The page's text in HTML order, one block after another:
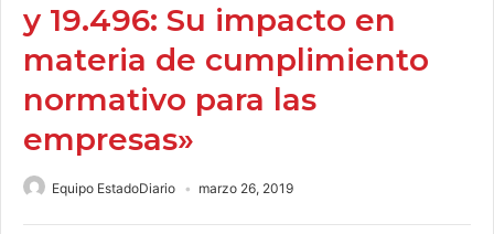
y 19.496: Su impacto en
materia de cumplimiento
normativo para las
empresas»
Equipo EstadoDiario marzo 26, 2019